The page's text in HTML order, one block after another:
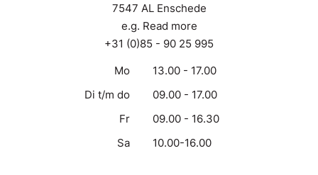
7547 AL Enschede
e.g. Read more
+31 (0)85 - 90 25 995
Mo
13.00 - 17.00
Di t/m do
09.00 - 17.00
Fr
09.00 - 16.30
Sa
10.00-16.00